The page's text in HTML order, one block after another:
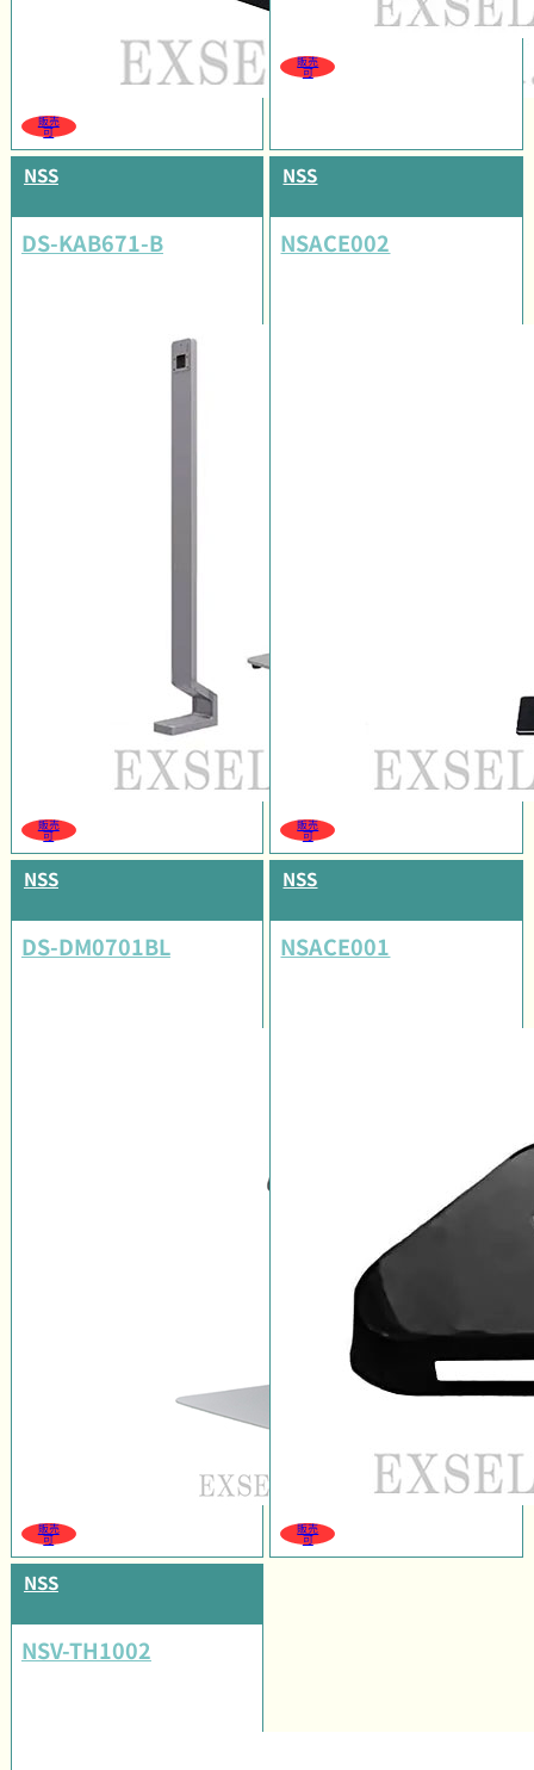
販売
可
販売
可
NSS
DS-KAB671-B
販売
可
NSS
NSACE002
販売
可
NSS
DS-DM0701BL
販売
可
NSS
NSACE001
販売
可
NSS
NSV-TH1002